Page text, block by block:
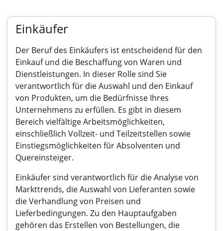
Einkäufer
Der Beruf des Einkäufers ist entscheidend für den
Einkauf und die Beschaffung von Waren und
Dienstleistungen. In dieser Rolle sind Sie
verantwortlich für die Auswahl und den Einkauf
von Produkten, um die Bedürfnisse Ihres
Unternehmens zu erfüllen. Es gibt in diesem
Bereich vielfältige Arbeitsmöglichkeiten,
einschließlich Vollzeit- und Teilzeitstellen sowie
Einstiegsmöglichkeiten für Absolventen und
Quereinsteiger.
Einkäufer sind verantwortlich für die Analyse von
Markttrends, die Auswahl von Lieferanten sowie
die Verhandlung von Preisen und
Lieferbedingungen. Zu den Hauptaufgaben
gehören das Erstellen von Bestellungen, die